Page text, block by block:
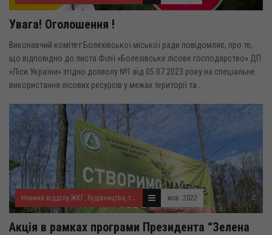
Увага! Оголошення !
Виконавчий комітет Болехівської міської ради повідомляє, про те,
що відповідно до листа Філії «Болехівське лісове господарство» ДП
«Ліси України» згідно дозволу №1 від 05.07.2023 року на спеціальне
використання лісових ресурсів у межах території та...
Новини відділу ЖКГ, будівництва, транспорту, екології та благоустрою жов. 2022
Акція в рамках програми Президента “Зелена